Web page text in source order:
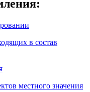
в состав
местного значения